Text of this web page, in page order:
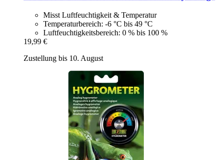
Misst Luftfeuchtigkeit & Temperatur
Temperaturbereich: -6 °C bis 49 °C
Luftfeuchtigkeitsbereich: 0 % bis 100 %
19,99 €
Zustellung bis 10. August